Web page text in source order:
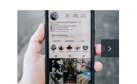
Las 3
mejores
plataformas
para
programar